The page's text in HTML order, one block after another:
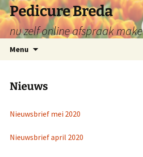
Ga
naar
de
inhoud
Pedicure Breda
nu zelf online afspraak
Menu
Nieuws
Nieuwsbrief mei 2020
Nieuwsbrief april 2020